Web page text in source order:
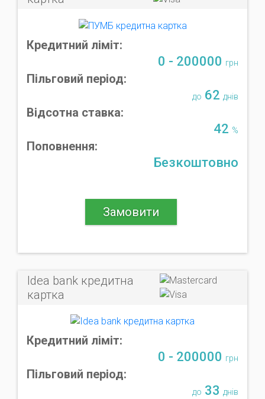
Кредитний ліміт:
0 - 200000 грн
Пільговий період:
до 62 днів
Відсотна ставка:
42 %
Поповнення:
Безкоштовно
Замовити
Idea bank кредитна
картка
Кредитний ліміт:
0 - 200000 грн
Пільговий період:
до 33 днів